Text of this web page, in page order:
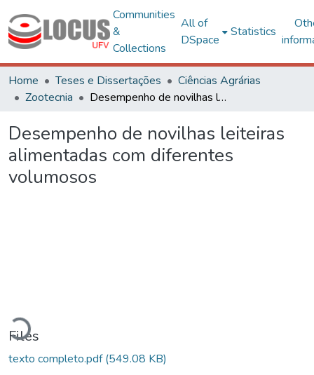
Communities
&
Collections
All of
DSpace
Statistics
Home Teses e Dissertações
Ciências Agrárias
Zootecnia
Desempenho de novilhas leiteiras alimentadas com diferentes volumosos
Desempenho de novilhas leiteiras
alimentadas com diferentes
volumosos
Loading...
Files
texto completo.pdf(549.08 KB)